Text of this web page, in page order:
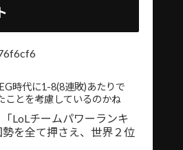
時代に1-8(8連敗)あたりで
ことを考慮しているのかね
LoLチームパワーランキ
を全て押さえ、世界２位